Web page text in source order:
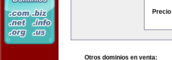
Otros dominios en venta: